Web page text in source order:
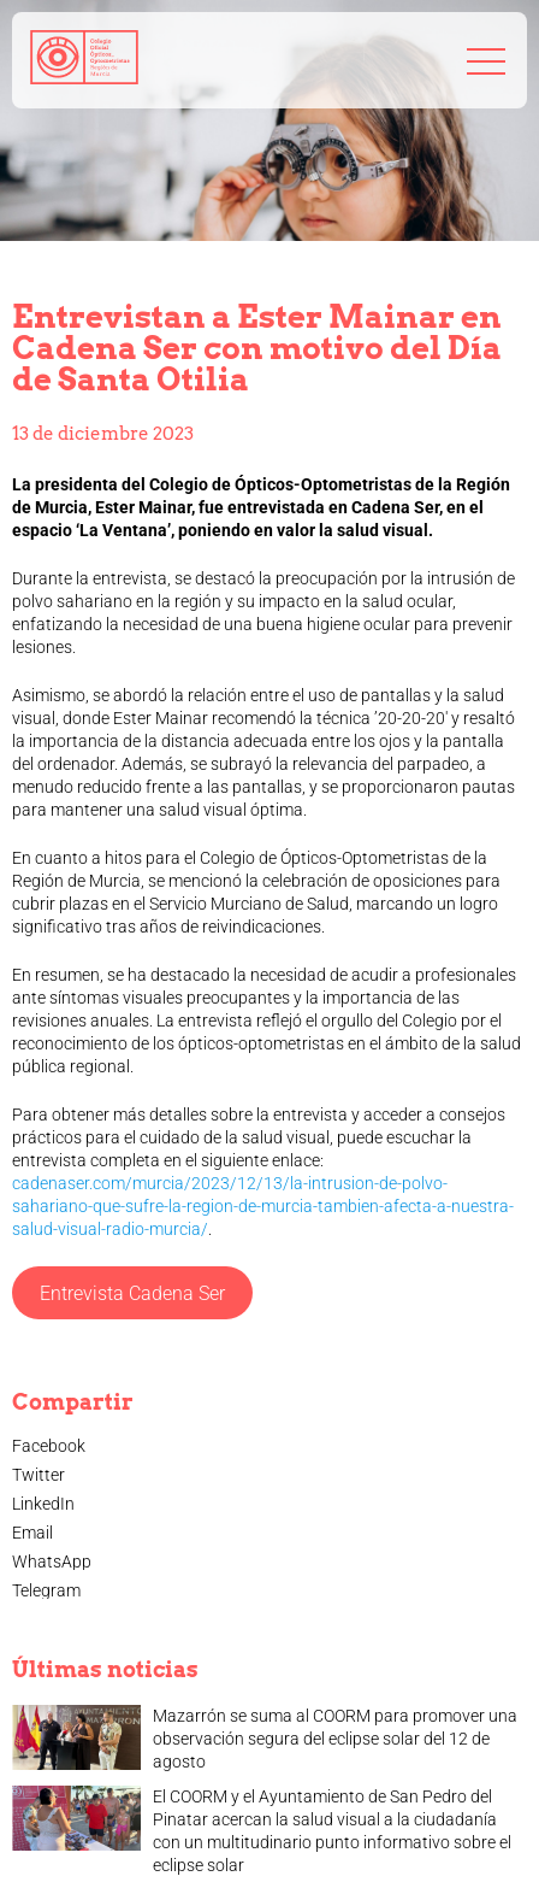
Salud visual
Preguntas frecuentes
Consejos de tu óptico-optometrista
Profesionales
Precolegiación
Tablón de anuncios
Biblioteca
Ventajas
Canal ético
Calendario
Formación
Formación
Archivo de formación
Vídeos de formación
Eventos COORM
EL COORM EN EL OPTOM 2024
V Congreso de Salud Visual y Pediatría 2022
Transparencia
Quiénes somos
Actualidad
Contacto
Entrevistan a Ester Mainar en
Cadena Ser con motivo del Día
de Santa Otilia
13 de diciembre 2023
La presidenta del Colegio de Ópticos-Optometristas de la Región
de Murcia, Ester Mainar, fue entrevistada en Cadena Ser, en el
espacio ‘La Ventana’, poniendo en valor la salud visual.
Durante la entrevista, se destacó la preocupación por la intrusión de
polvo sahariano en la región y su impacto en la salud ocular,
enfatizando la necesidad de una buena higiene ocular para prevenir
lesiones.
Asimismo, se abordó la relación entre el uso de pantallas y la salud
visual, donde Ester Mainar recomendó la técnica ’20-20-20′ y resaltó
la importancia de la distancia adecuada entre los ojos y la pantalla
del ordenador. Además, se subrayó la relevancia del parpadeo, a
menudo reducido frente a las pantallas, y se proporcionaron pautas
para mantener una salud visual óptima.
En cuanto a hitos para el Colegio de Ópticos-Optometristas de la
Región de Murcia, se mencionó la celebración de oposiciones para
cubrir plazas en el Servicio Murciano de Salud, marcando un logro
significativo tras años de reivindicaciones.
En resumen, se ha destacado la necesidad de acudir a profesionales
ante síntomas visuales preocupantes y la importancia de las
revisiones anuales. La entrevista reflejó el orgullo del Colegio por el
reconocimiento de los ópticos-optometristas en el ámbito de la salud
pública regional.
Para obtener más detalles sobre la entrevista y acceder a consejos
prácticos para el cuidado de la salud visual, puede escuchar la
entrevista completa en el siguiente enlace:
cadenaser.com/murcia/2023/12/13/la-intrusion-de-polvo-
sahariano-que-sufre-la-region-de-murcia-tambien-afecta-a-nuestra-
salud-visual-radio-murcia/
Entrevista Cadena Ser
Compartir
Facebook
Twitter
LinkedIn
Email
WhatsApp
Telegram
Últimas noticias
Mazarrón se suma al COORM para promover una
observación segura del eclipse solar del 12 de
agosto
El COORM y el Ayuntamiento de San Pedro del
Pinatar acercan la salud visual a la ciudadanía
con un multitudinario punto informativo sobre el
eclipse solar